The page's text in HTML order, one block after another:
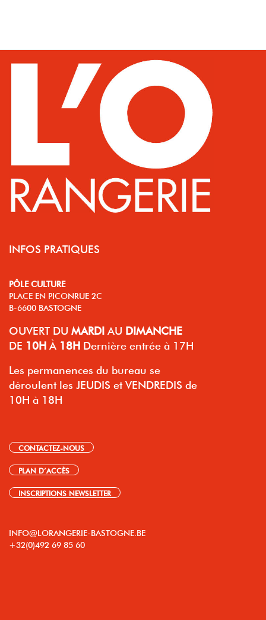
INFOS PRATIQUES
PÔLE CULTURE
PLACE EN PICONRUE 2C
B-6600 BASTOGNE
OUVERT DU MARDI AU DIMANCHE
DE 10H À 18H Dernière entrée à 17H
Les permanences du bureau se
déroulent les JEUDIS et VENDREDIS de
10H à 18H
CONTACTEZ-NOUS
PLAN D’ACCÈS
INSCRIPTIONS NEWSLETTER
INFO@LORANGERIE-BASTOGNE.BE
+32(0)492 69 85 60